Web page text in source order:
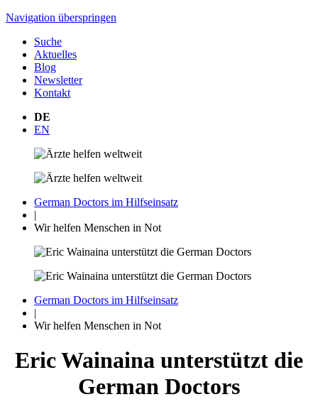
Navigation überspringen
Suche
Aktuelles
Blog
Newsletter
Kontakt
DE
EN
German Doctors im Hilfseinsatz
|
Wir helfen Menschen in Not
German Doctors im Hilfseinsatz
|
Wir helfen Menschen in Not
Eric Wainaina unterstützt die
German Doctors